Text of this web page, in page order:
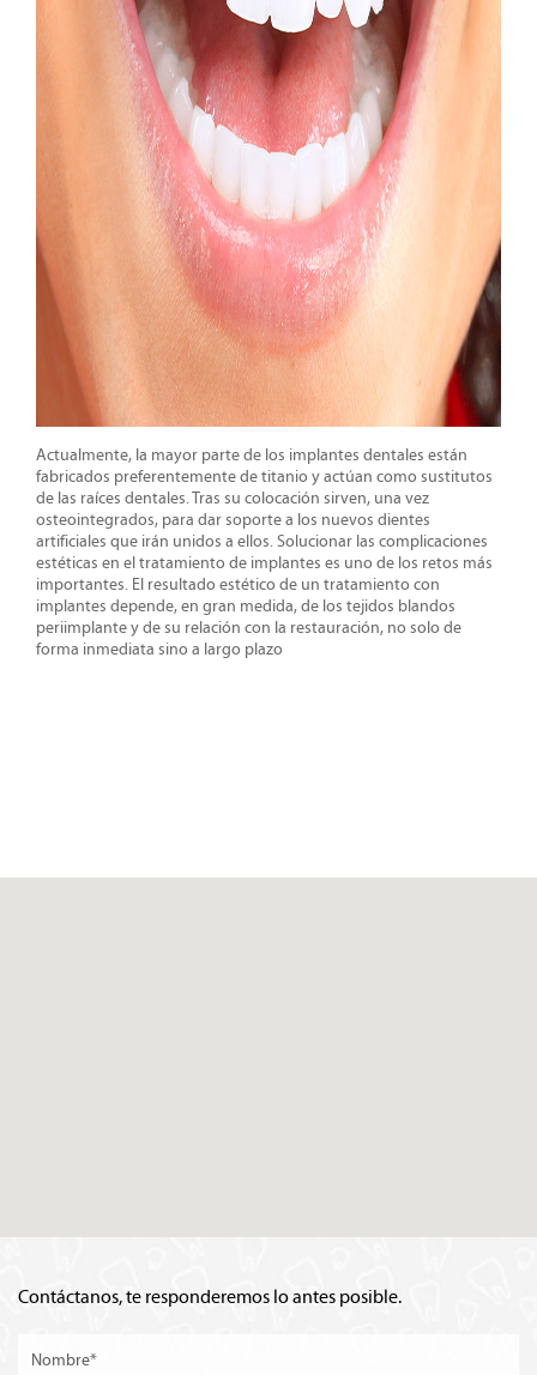
Actualmente, la mayor parte de los implantes dentales están
fabricados preferentemente de titanio y actúan como sustitutos
de las raíces dentales. Tras su colocación sirven, una vez
osteointegrados, para dar soporte a los nuevos dientes
artificiales que irán unidos a ellos. Solucionar las complicaciones
estéticas en el tratamiento de implantes es uno de los retos más
importantes. El resultado estético de un tratamiento con
implantes depende, en gran medida, de los tejidos blandos
periimplante y de su relación con la restauración, no solo de
forma inmediata sino a largo plazo
Contáctanos, te responderemos lo antes posible.